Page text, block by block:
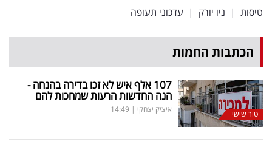
טיסות | ניו יורק | עדכוני תעופה
הכתבות החמות
טור שישי
107 אלף איש לא זכו בדירה בהנחה -
הנה החדשות הרעות שמחכות להם
איציק יצחקי |
14:49